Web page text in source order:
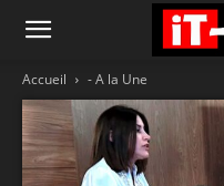
Accueil - A la Une